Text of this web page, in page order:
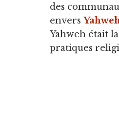
des
envers
Yahweh était
pratiques